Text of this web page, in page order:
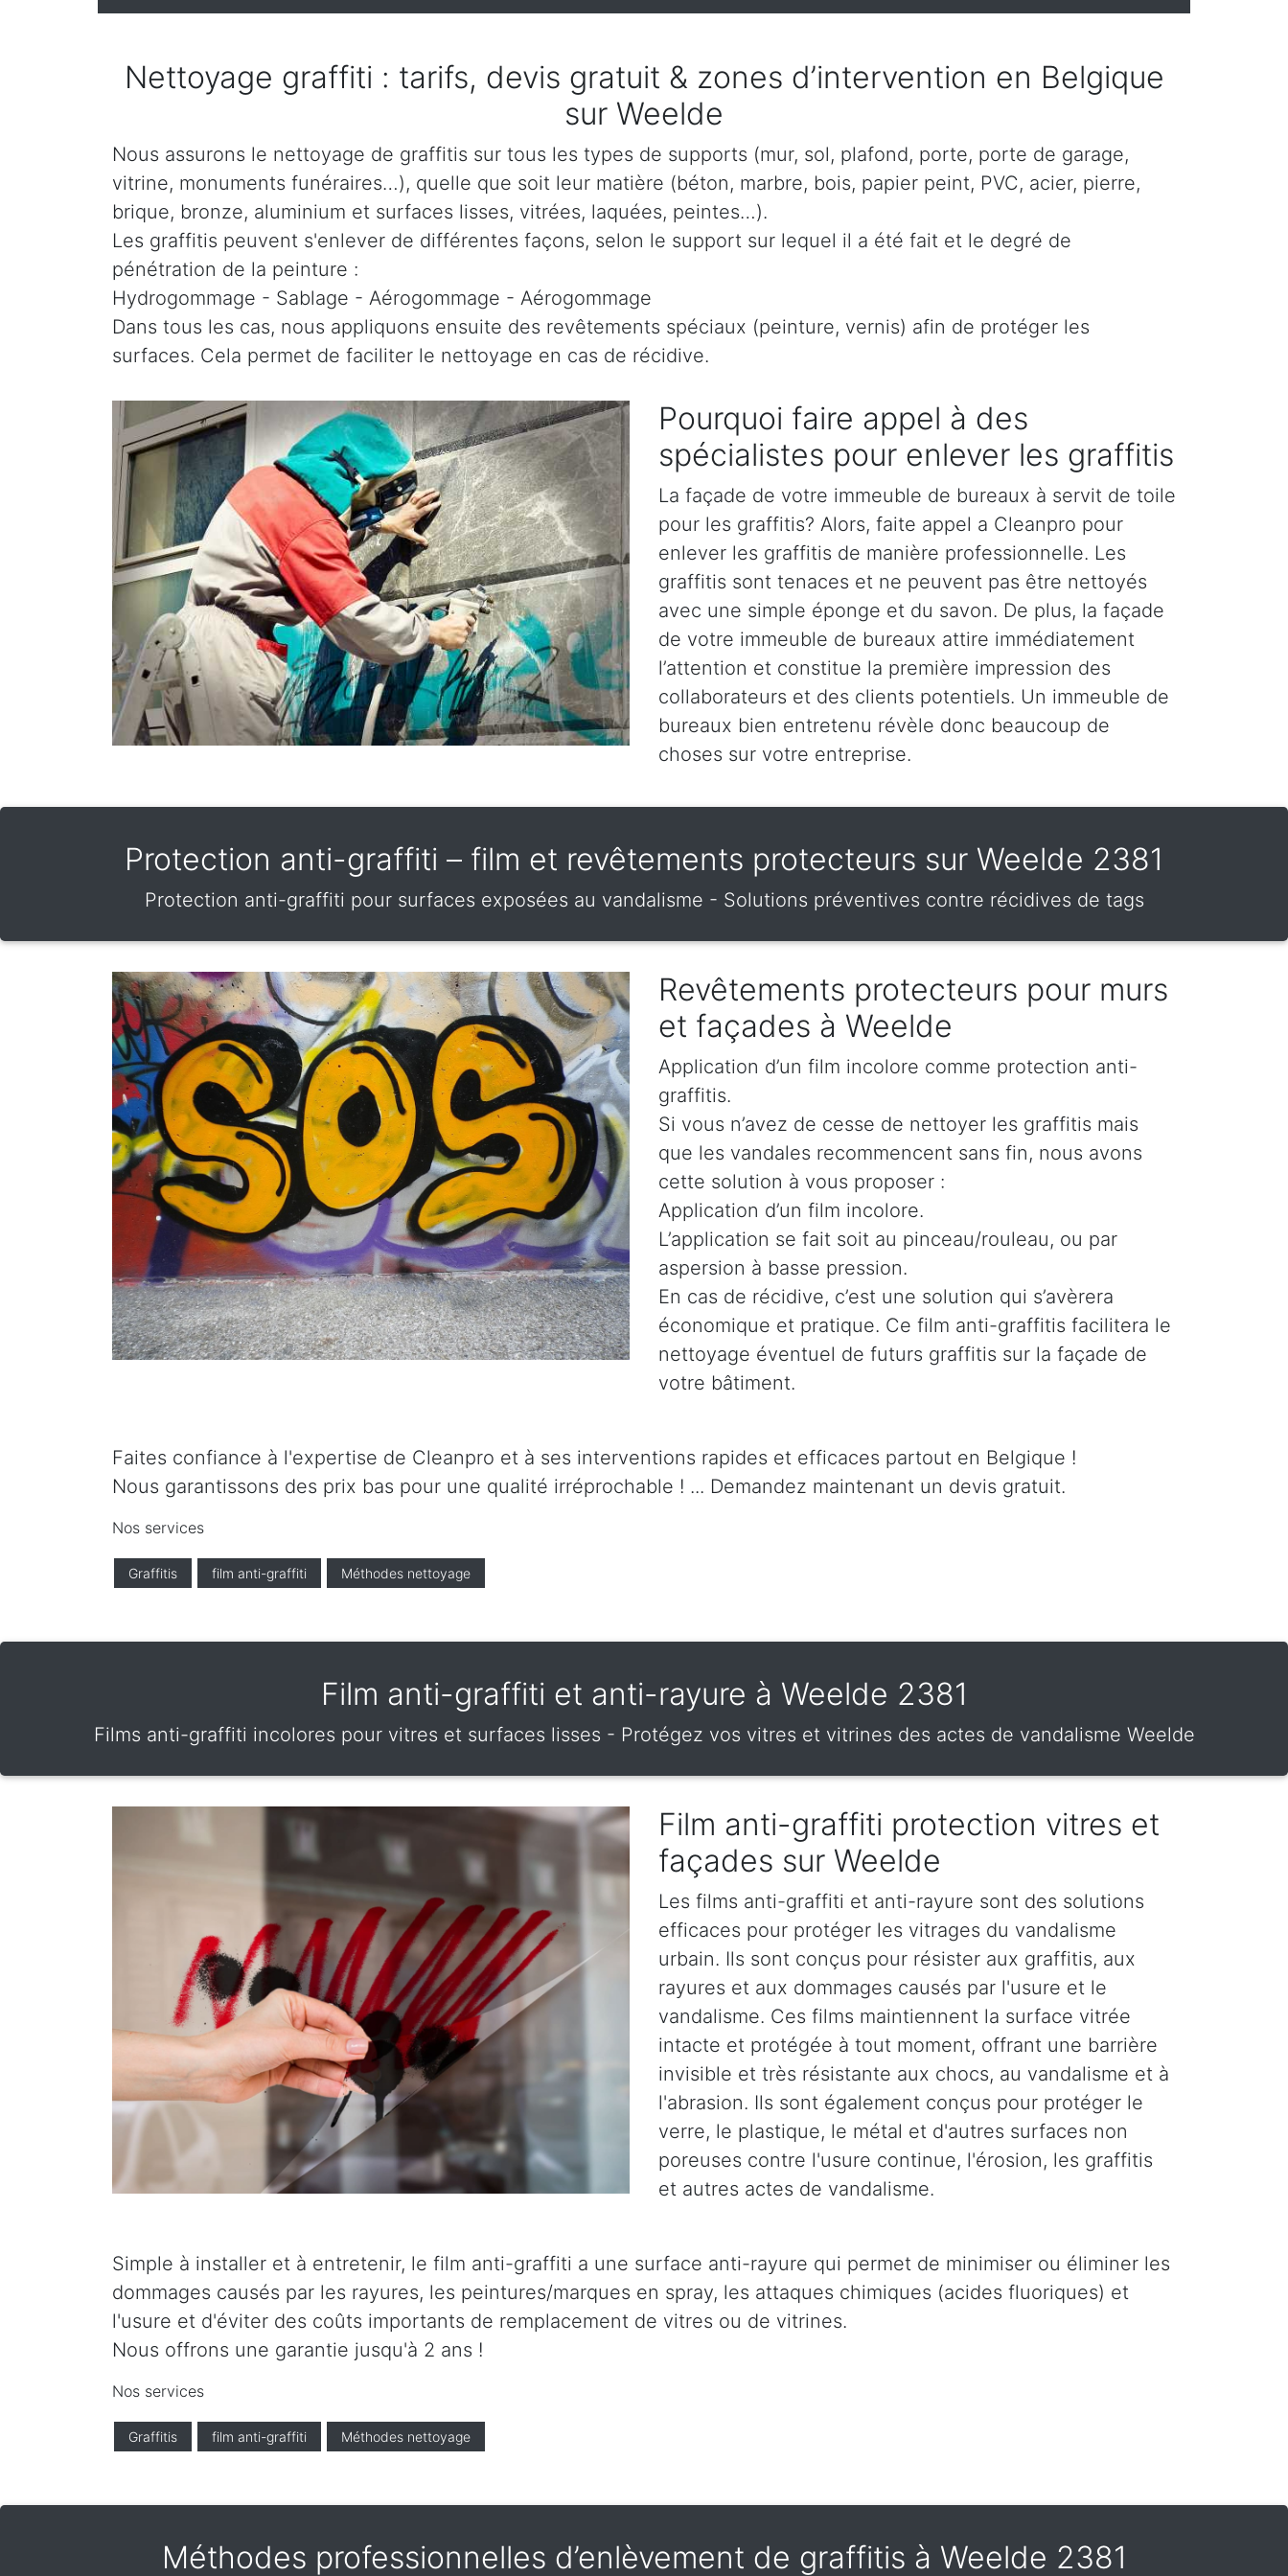
Nettoyage graffiti : tarifs, devis gratuit & zones d’intervention en Belgique
sur Weelde
Nous assurons le nettoyage de graffitis sur tous les types de supports (mur, sol, plafond, porte, porte de garage,
vitrine, monuments funéraires…), quelle que soit leur matière (béton, marbre, bois, papier peint, PVC, acier, pierre,
brique, bronze, aluminium et surfaces lisses, vitrées, laquées, peintes…).
Les graffitis peuvent s'enlever de différentes façons, selon le support sur lequel il a été fait et le degré de
pénétration de la peinture :
Hydrogommage - Sablage - Aérogommage - Aérogommage
Dans tous les cas, nous appliquons ensuite des revêtements spéciaux (peinture, vernis) afin de protéger les
surfaces. Cela permet de faciliter le nettoyage en cas de récidive.
Pourquoi faire appel à des
spécialistes pour enlever les graffitis
La façade de votre immeuble de bureaux à servit de toile
pour les graffitis? Alors, faite appel a Cleanpro pour
enlever les graffitis de manière professionnelle. Les
graffitis sont tenaces et ne peuvent pas être nettoyés
avec une simple éponge et du savon. De plus, la façade
de votre immeuble de bureaux attire immédiatement
l’attention et constitue la première impression des
collaborateurs et des clients potentiels. Un immeuble de
bureaux bien entretenu révèle donc beaucoup de
choses sur votre entreprise.
Protection anti-graffiti – film et revêtements protecteurs sur Weelde 2381
Protection anti-graffiti pour surfaces exposées au vandalisme - Solutions préventives contre récidives de tags
Revêtements protecteurs pour murs
et façades à Weelde
Application d’un film incolore comme protection anti-
graffitis.
Si vous n’avez de cesse de nettoyer les graffitis mais
que les vandales recommencent sans fin, nous avons
cette solution à vous proposer :
Application d’un film incolore.
L’application se fait soit au pinceau/rouleau, ou par
aspersion à basse pression.
En cas de récidive, c’est une solution qui s’avèrera
économique et pratique. Ce film anti-graffitis facilitera le
nettoyage éventuel de futurs graffitis sur la façade de
votre bâtiment.
Faites confiance à l'expertise de Cleanpro et à ses interventions rapides et efficaces partout en Belgique !
Nous garantissons des prix bas pour une qualité irréprochable ! ... Demandez maintenant un devis gratuit.
Nos services
Graffitis film anti-graffiti Méthodes nettoyage
Film anti-graffiti et anti-rayure à Weelde 2381
Films anti-graffiti incolores pour vitres et surfaces lisses - Protégez vos vitres et vitrines des actes de vandalisme Weelde
Film anti-graffiti protection vitres et
façades sur Weelde
Les films anti-graffiti et anti-rayure sont des solutions
efficaces pour protéger les vitrages du vandalisme
urbain. Ils sont conçus pour résister aux graffitis, aux
rayures et aux dommages causés par l'usure et le
vandalisme. Ces films maintiennent la surface vitrée
intacte et protégée à tout moment, offrant une barrière
invisible et très résistante aux chocs, au vandalisme et à
l'abrasion. Ils sont également conçus pour protéger le
verre, le plastique, le métal et d'autres surfaces non
poreuses contre l'usure continue, l'érosion, les graffitis
et autres actes de vandalisme.
Simple à installer et à entretenir, le film anti-graffiti a une surface anti-rayure qui permet de minimiser ou éliminer les
dommages causés par les rayures, les peintures/marques en spray, les attaques chimiques (acides fluoriques) et
l'usure et d'éviter des coûts importants de remplacement de vitres ou de vitrines.
Nous offrons une garantie jusqu'à 2 ans !
Nos services
Graffitis film anti-graffiti Méthodes nettoyage
Méthodes professionnelles d’enlèvement de graffitis à Weelde 2381